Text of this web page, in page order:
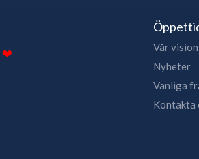
❤️
Vår vision
Nyheter
Vanliga
Kontakta